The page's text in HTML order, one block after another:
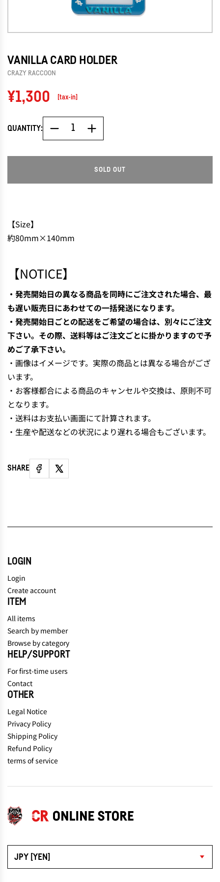
VANILLA CARD HOLDER
CRAZY RACCOON
Regular
price
¥1,300 [tax-in]
QUANTITY:
SOLD OUT
O
【Size】
約80mm×140mm
【NOTICE】
・発売開始日の異なる商品を同時にご注文された場合、最
も遅い販売日にあわせての一括発送になります。
・発売開始日ごとの配送をご希望の場合は、別々にご注文
下さい。その際、送料等はご注文ごとに掛かりますので予
めご了承下さい。
・画像はイメージです。実際の商品とは異なる場合がござ
います。
・お客様都合による商品のキャンセルや交換は、原則不可
となります。
・送料はお支払い画面にて計算されます。
・生産や配送などの状況により遅れる場合もございます。
SHARE
JPY [YEN]
LOGIN
Login
Create account
ITEM
All items
Search by member
Browse by category
HELP/SUPPORT
For first-time users
Contact
OTHER
Legal Notice
Privacy Policy
Shipping Policy
Refund Policy
terms of service